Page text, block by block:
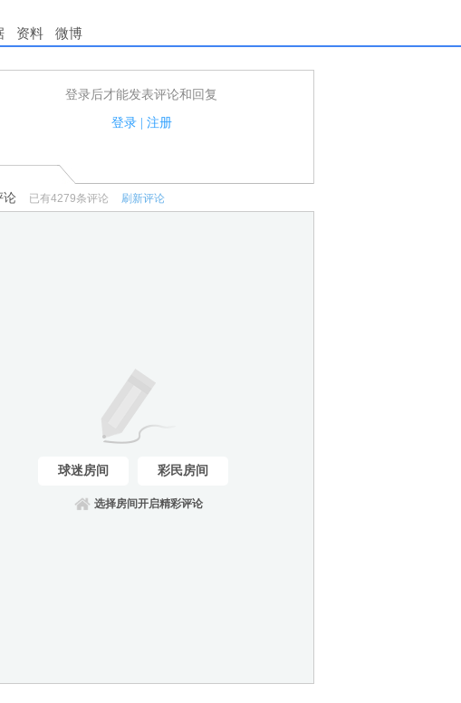
资料 微博
登录后才能发表评论和回复
登录| 注册
脑端新用户可以发表评论了！
论 已有4279条评论 刷新评论
球迷房间 彩民房间
选择房间开启精彩评论